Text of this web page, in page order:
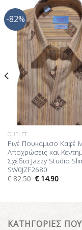
-82%
OUTLET
Ριγέ Πουκάμισο Καφέ
Αποχρώσεις και
Σχέδια Jazzy Studio
SW0JZF2680
€82.50 €14.90
ΚΑΤΗΓΟΡΙΕΣ